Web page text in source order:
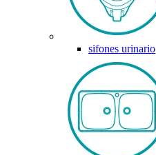
sifones urinario